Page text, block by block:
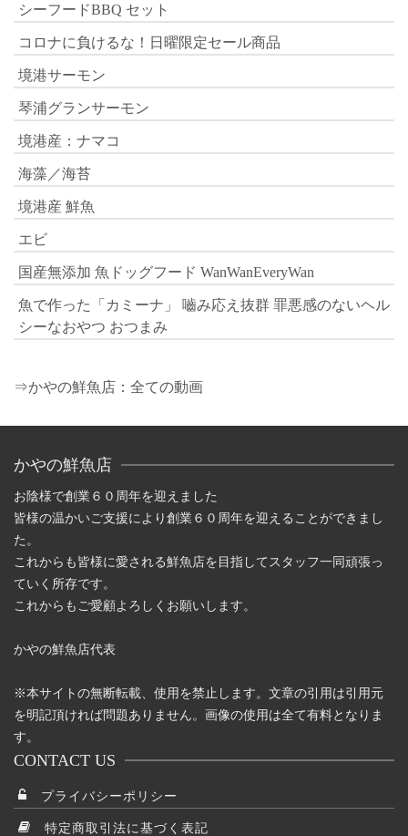
シーフードBBQ セット
コロナに負けるな！日曜限定セール商品
境港サーモン
琴浦グランサーモン
境港産：ナマコ
海藻／海苔
境港産 鮮魚
エビ
国産無添加 魚ドッグフード WanWanEveryWan
魚で作った「カミーナ」 嚙み応え抜群 罪悪感のないヘル
シーなおやつ おつまみ
⇒かやの鮮魚店：全ての動画
かやの鮮魚店
お陰様で創業６０周年を迎えました
皆様の温かいご支援により創業６０周年を迎えることができまし
た。
これからも皆様に愛される鮮魚店を目指してスタッフ一同頑張っ
ていく所存です。
これからもご愛顧よろしくお願いします。
かやの鮮魚店代表
※本サイトの無断転載、使用を禁止します。文章の引用は引用元
を明記頂ければ問題ありません。画像の使用は全て有料となりま
す。
CONTACT US
プライバシーポリシー
特定商取引法に基づく表記